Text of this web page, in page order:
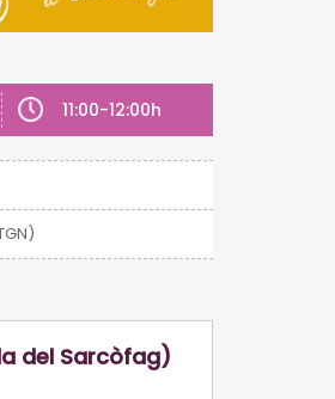
11:00-12:00h
del Sarcòfag)